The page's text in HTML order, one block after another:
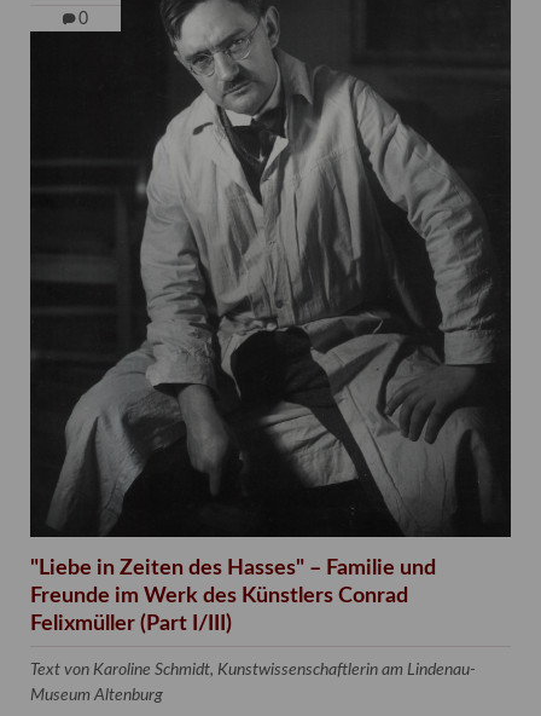
0
"Liebe in Zeiten des Hasses" – Familie und
Freunde im Werk des Künstlers Conrad
Felixmüller (Part I/III)
Text von Karoline Schmidt, Kunstwissenschaftlerin am Lindenau-
Museum Altenburg